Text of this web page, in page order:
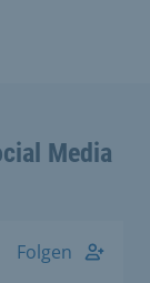
Media
Folgen